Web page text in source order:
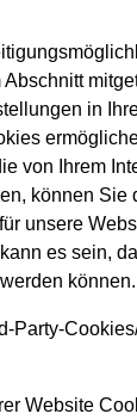
in
von Ihrem
können Sie
unsere
es sein,
können.
Party-
Website